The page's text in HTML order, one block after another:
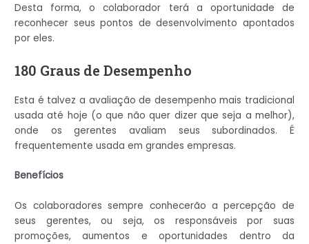
Desta forma, o colaborador terá a oportunidade de
reconhecer seus pontos de desenvolvimento apontados
por eles.
180 Graus de Desempenho
Esta é talvez a avaliação de desempenho mais tradicional
usada até hoje (o que não quer dizer que seja a melhor),
onde os gerentes avaliam seus subordinados. É
frequentemente usada em grandes empresas.
Benefícios
Os colaboradores sempre conhecerão a percepção de
seus gerentes, ou seja, os responsáveis ​​por suas
promoções, aumentos e oportunidades dentro da